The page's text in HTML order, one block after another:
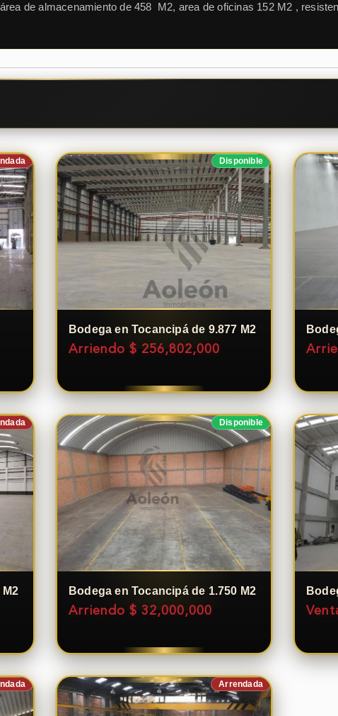
de almacenamiento de 458 M2, area de oficinas 152 M2 ,
Disponible
Bodega en Tocancipá de 9.877 M2
Arriendo $ 256,802,000
Disponible
Bodega en Tocancipá de 1.750 M2
Arriendo $ 32,000,000
Arrendada